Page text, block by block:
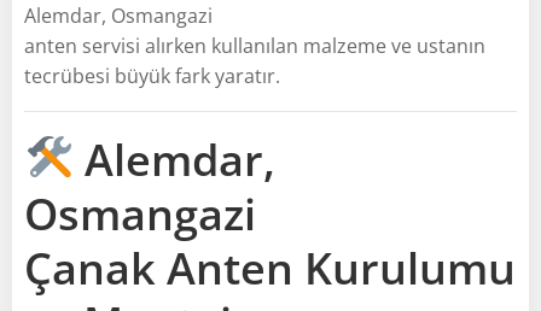
Alemdar, Osmangazi
anten servisi alırken kullanılan malzeme ve ustanın
tecrübesi büyük fark yaratır.
Alemdar,
Osmangazi
Çanak Anten Kurulumu